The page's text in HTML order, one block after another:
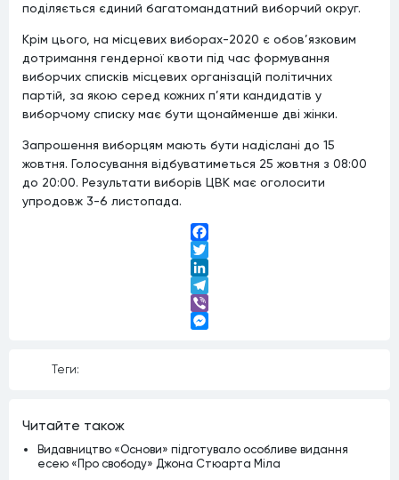
поділяється єдиний багатомандатний виборчий округ.
Крім цього, на місцевих виборах-2020 є обов’язковим
дотримання гендерної квоти під час формування
виборчих списків місцевих організацій політичних
партій, за якою серед кожних п’яти кандидатів у
виборчому списку має бути щонайменше дві жінки.
Запрошення виборцям мають бути надіслані до 15
жовтня. Голосування відбуватиметься 25 жовтня з 08:00
до 20:00. Результати виборів ЦВК має оголосити
упродовж 3-6 листопада.
Facebook
Twitter
LinkedIn
Telegram
Viber
Теги:
Читайте також
Видавництво «Основи» підготувало особливе видання
есею «Про свободу» Джона Стюарта Міла